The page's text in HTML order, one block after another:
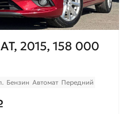
2015, 158 000
Бензин Автомат Передний